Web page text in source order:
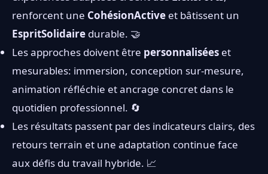
renforcent une CohésionActive et bâtissent un
EspritSolidaire durable. 🤝
Les approches doivent être personnalisées et
mesurables: immersion, conception sur-mesure,
animation réfléchie et ancrage concret dans le
quotidien professionnel. 🔄
Les résultats passent par des indicateurs clairs, des
retours terrain et une adaptation continue face
aux défis du travail hybride. 📈